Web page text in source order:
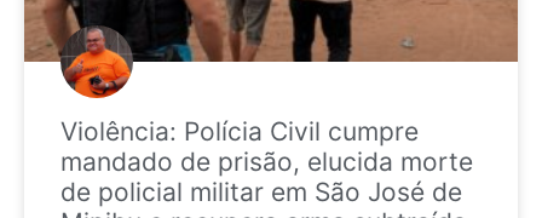
Violência: Polícia Civil cumpre
mandado de prisão, elucida morte
de policial militar em São José de